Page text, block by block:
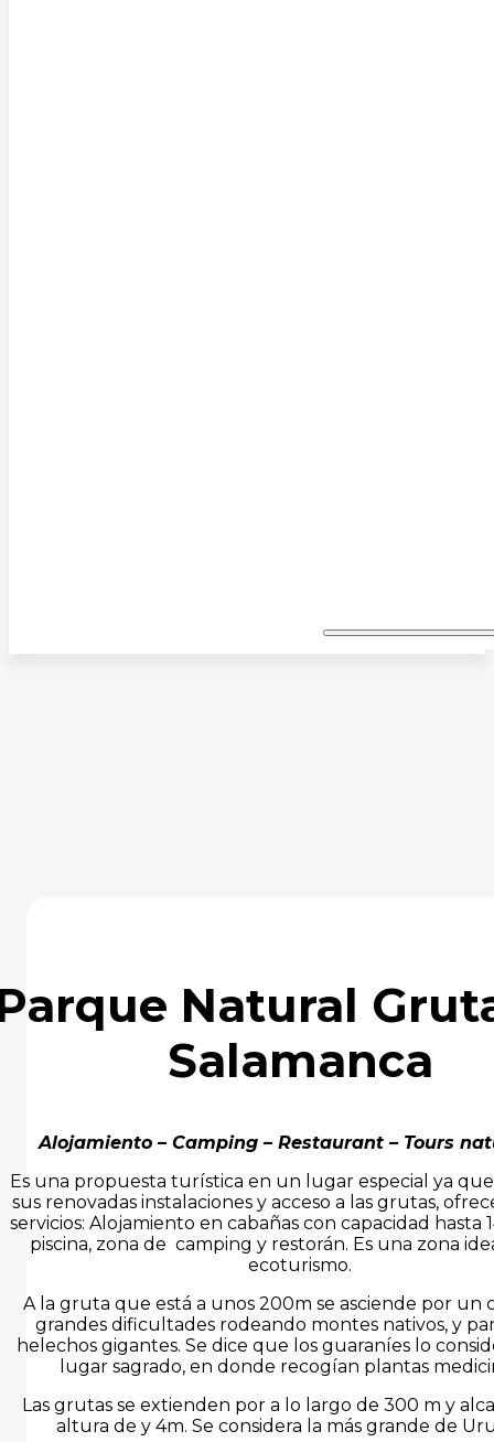
Natural
Salamanca
Alojamiento – Camping – Restaurant – Tours
Es una propuesta turística en un lugar especial ya
sus renovadas instalaciones y acceso a las grutas,
servicios: Alojamiento en cabañas con capacidad hasta
piscina, zona de camping y restorán. Es una zona
ecoturismo.
A la gruta que está a unos 200m se asciende por un
grandes dificultades rodeando montes nativos, y
helechos gigantes. Se dice que los guaraníes lo
lugar sagrado, en donde recogían plantas
Las grutas se extienden por a lo largo de 300 m y
altura de y 4m. Se considera la más grande de